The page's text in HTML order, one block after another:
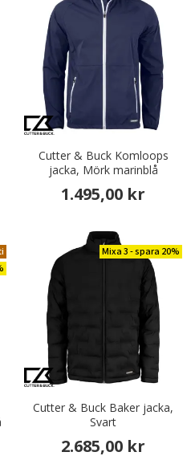
Cutter & Buck Komloops
jacka, Mörk marinblå
1.495,00 kr
Mixa 3 - spara 20%
Cutter & Buck Baker jacka,
Svart
2.685,00 kr